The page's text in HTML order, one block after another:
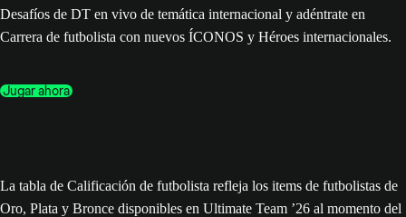
Desafíos de DT en vivo de temática internacional y adéntrate en
Carrera de futbolista con nuevos ÍCONOS y Héroes internacionales.
Jugar ahora
La tabla de Calificación de futbolista refleja los items de futbolistas de
Oro, Plata y Bronce disponibles en Ultimate Team ’26 al momento del